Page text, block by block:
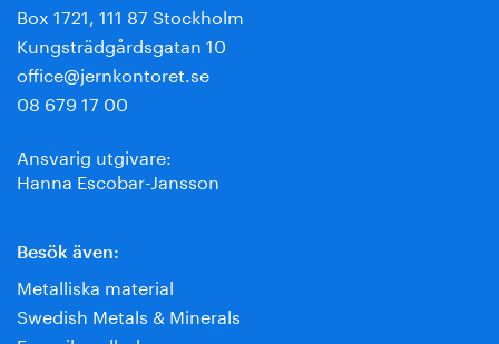
Box 1721, 111 87 Stockholm
Kungsträdgårdsgatan 10
office@jernkontoret.se
08 679 17 00
Ansvarig utgivare:
Hanna Escobar-Jansson
Besök även:
Metalliska material
Swedish Metals & Minerals